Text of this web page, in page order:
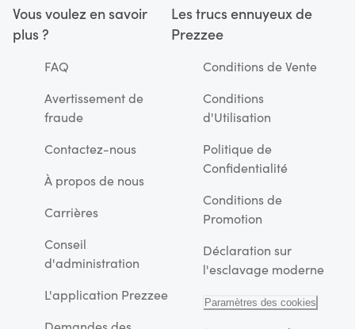
Vous voulez en savoir
plus ?
FAQ
Avertissement de
fraude
Contactez-nous
À propos de nous
Carrières
Conseil
d'administration
L'application Prezzee
Les trucs ennuyeux de
Prezzee
Conditions de Vente
Conditions
d'Utilisation
Politique de
Confidentialité
Conditions de
Promotion
Déclaration sur
l'esclavage moderne
Paramètres des cookies